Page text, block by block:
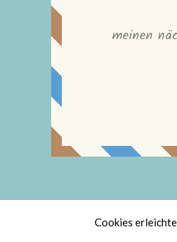
meinen
Cookies